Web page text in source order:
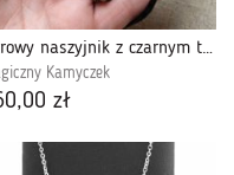
Surowy naszyjnik z czarnym turmalinem
Kamyczek
zł